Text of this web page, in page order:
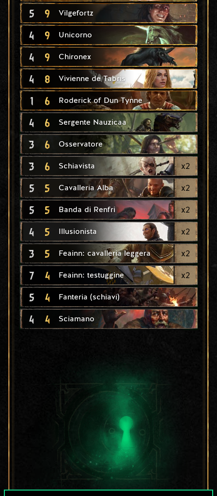
5 9 Vilgefortz
4 9 Unicorno
4 9 Chironex
4 8 Vivienne de Tabris
1 6 Roderick of Dun Tynne
4 6 Sergente Nauzicaa
3 6 Osservatore
3 6 Schiavista x2
5 5 Cavalleria Alba x2
5 5 Banda di Renfri x2
4 5 Illusionista x2
3 5 Feainn: cavalleria leggera x2
7 4 Feainn: testuggine x2
5 4 Fanteria (schiavi)
4 4 Sciamano